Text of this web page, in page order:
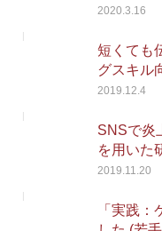
2020.3.16
短くても
グスキル
2019.12.4
SNSで炎
を用いた
2019.11.20
「実践